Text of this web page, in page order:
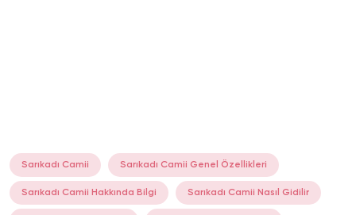
Sarıkadı Camii Sarıkadı Camii Genel Özellikleri
Sarıkadı Camii Hakkında Bilgi Sarıkadı Camii Nasıl Gidilir